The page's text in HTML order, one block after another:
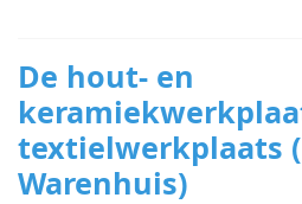
De hout- en
textielwerkplaats
Warenhuis)